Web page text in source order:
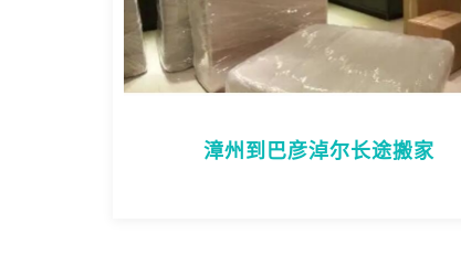
漳州到巴彦淖尔长途搬家